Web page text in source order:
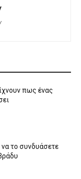
πως ένας
το συνδυάσετε